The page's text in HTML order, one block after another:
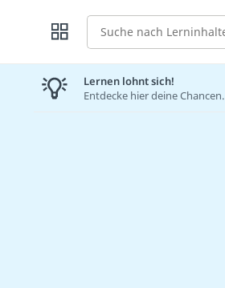
Suche
Lernen lohnt sich!
Entdecke hier deine Chancen.